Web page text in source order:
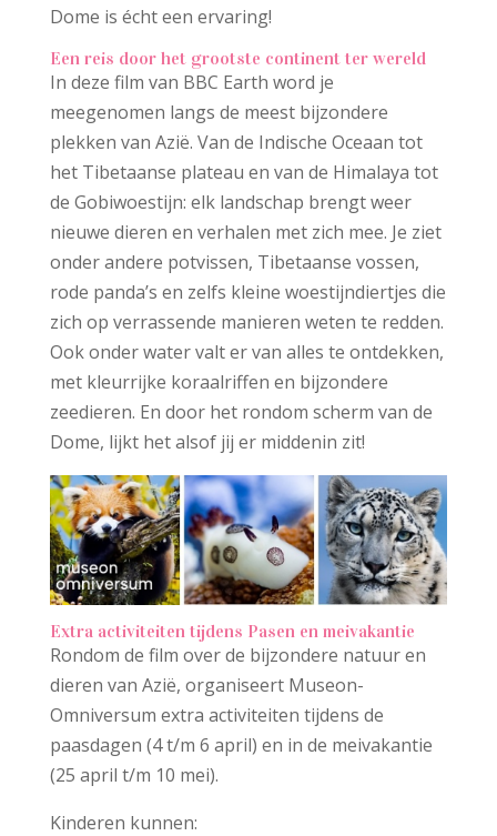
Dome is écht een ervaring!
Een reis door het grootste continent ter wereld
In deze film van BBC Earth word je
meegenomen langs de meest bijzondere
plekken van Azië. Van de Indische Oceaan tot
het Tibetaanse plateau en van de Himalaya tot
de Gobiwoestijn: elk landschap brengt weer
nieuwe dieren en verhalen met zich mee. Je ziet
onder andere potvissen, Tibetaanse vossen,
rode panda’s en zelfs kleine woestijndiertjes die
zich op verrassende manieren weten te redden.
Ook onder water valt er van alles te ontdekken,
met kleurrijke koraalriffen en bijzondere
zeedieren. En door het rondom scherm van de
Dome, lijkt het alsof jij er middenin zit!
Extra activiteiten tijdens Pasen en meivakantie
Rondom de film over de bijzondere natuur en
dieren van Azië, organiseert Museon-
Omniversum extra activiteiten tijdens de
paasdagen (4 t/m 6 april) en in de meivakantie
(25 april t/m 10 mei).
Kinderen kunnen: